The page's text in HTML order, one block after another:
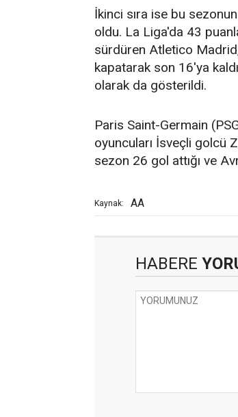
İkinci sıra ise bu
oldu. La Liga'da 43
sürdüren Atletico
kapatarak son 16'ya
olarak da gösterildi.
Paris Saint-Germain
oyuncuları İsveçli golcü
sezon 26 gol attığı ve
Kaynak: AA
HABERE